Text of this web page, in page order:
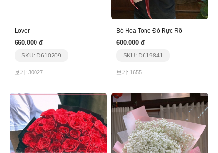
Lover
660.000 đ
SKU: D610209
보기: 30027
Bó Hoa Tone Đỏ Rực Rỡ
600.000 đ
SKU: D619841
보기: 1655